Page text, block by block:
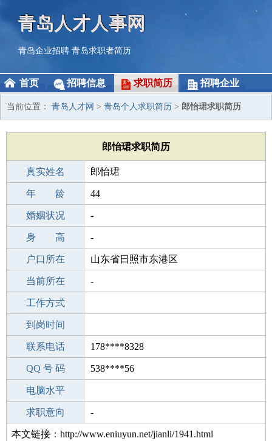
青岛人才人事网
青岛企业招聘 青岛求职者简历
首页 招聘信息 求职简历 招聘企业
当前位置： 青岛人才网 > 青岛个人求职简历 > 郎怡珺求职简历
郎怡珺求职简历
真实姓名 郎怡珺
性 别 女
年 龄 44
出生年月 1982-02-10
婚姻状况 -
学 历 中学
身 高 -
毕业学校 中学
户口所在 山东省日照市东港区
所学专业 -
当前所在 -
工作经验
工作方式
驾 照
到岗时间
期望月薪
联系电话 178****8328
手机号码 178****8328
QQ 号 码 538****56
微信号码
电脑水平
外语水平
求职意向 -
本文链接：http://www.eniuyun.net/jianli/1941.html